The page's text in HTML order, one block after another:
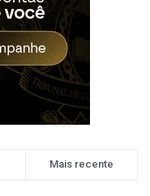
Mais recente